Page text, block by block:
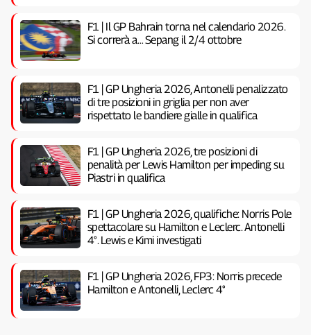
F1 | Il GP Bahrain torna nel calendario 2026.
Si correrà a… Sepang il 2/4 ottobre
F1 | GP Ungheria 2026, Antonelli penalizzato
di tre posizioni in griglia per non aver
rispettato le bandiere gialle in qualifica
F1 | GP Ungheria 2026, tre posizioni di
penalità per Lewis Hamilton per impeding su
Piastri in qualifica
F1 | GP Ungheria 2026, qualifiche: Norris Pole
spettacolare su Hamilton e Leclerc. Antonelli
4°. Lewis e Kimi investigati
F1 | GP Ungheria 2026, FP3: Norris precede
Hamilton e Antonelli, Leclerc 4°